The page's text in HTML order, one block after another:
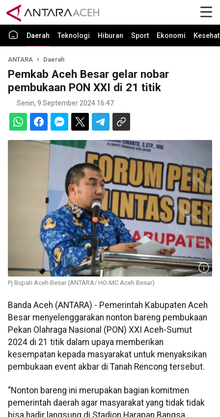
Daerah Teknologi Hiburan Sport Ekonomi
ANTARA Daerah
Pemkab Aceh Besar gelar nobar
pembukaan PON XXI di 21 titik
Senin, 9 September 2024 16:47
Pj Bupati Aceh Besar (ANTARA/ HO-MC Aceh Besar)
Banda Aceh (ANTARA) - Pemerintah Kabupaten Aceh
Besar menyelenggarakan nonton bareng pembukaan
Pekan Olahraga Nasional (PON) XXI Aceh-Sumut
2024 di 21 titik dalam upaya memberikan
kesempatan kepada masyarakat untuk menyaksikan
pembukaan event akbar di Tanah Rencong tersebut.
“Nonton bareng ini merupakan bagian komitmen
pemerintah daerah agar masyarakat yang tidak tidak
bisa hadir langsung di Stadion Harapan Bangsa,